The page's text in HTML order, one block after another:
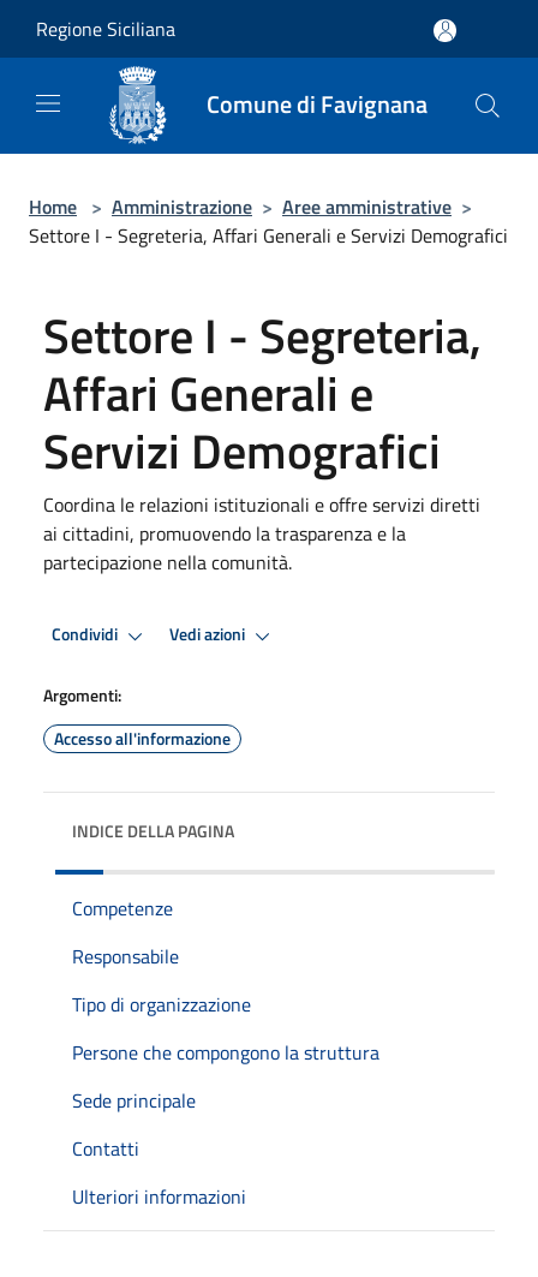
Regione Siciliana
Comune di Favignana
Home > Amministrazione > Aree amministrative >
Settore I - Segreteria, Affari Generali e Servizi Demografici
Settore I - Segreteria,
Affari Generali e
Servizi Demografici
Coordina le relazioni istituzionali e offre servizi diretti
ai cittadini, promuovendo la trasparenza e la
partecipazione nella comunità.
Condividi Vedi azioni
Argomenti:
Accesso all'informazione
INDICE DELLA PAGINA
Competenze
Responsabile
Tipo di organizzazione
Persone che compongono la struttura
Sede principale
Contatti
Ulteriori informazioni